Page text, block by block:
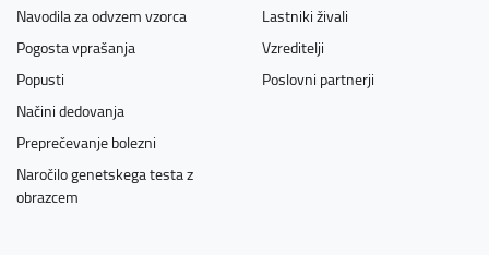
Navodila za odvzem vzorca
Pogosta vprašanja
Popusti
Načini dedovanja
Preprečevanje bolezni
Naročilo genetskega testa z
obrazcem
Lastniki živali
Vzreditelji
Poslovni partnerji